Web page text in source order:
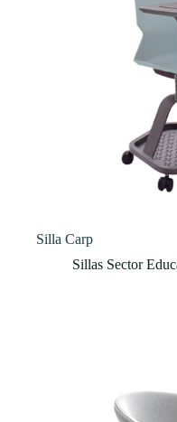
Silla Carp
Sillas Sector